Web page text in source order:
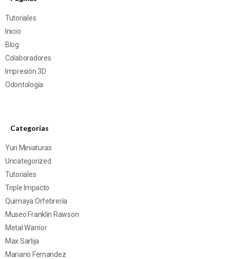
Tutoriales
Inicio
Blog
Colaboradores
Impresión 3D
Odontología
Categorías
Yuri Miniaturas
Uncategorized
Tutoriales
Triple Impacto
Quimaya Orfebrería
Museo Franklin Rawson
Metal Warrior
Max Sarlija
Mariano Fernandez